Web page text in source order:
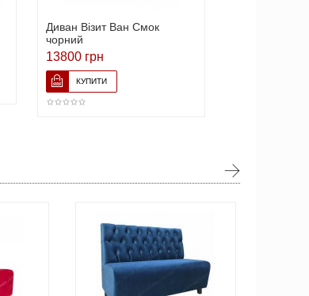
Диван Візит Ван Смок
чорний
13800 грн